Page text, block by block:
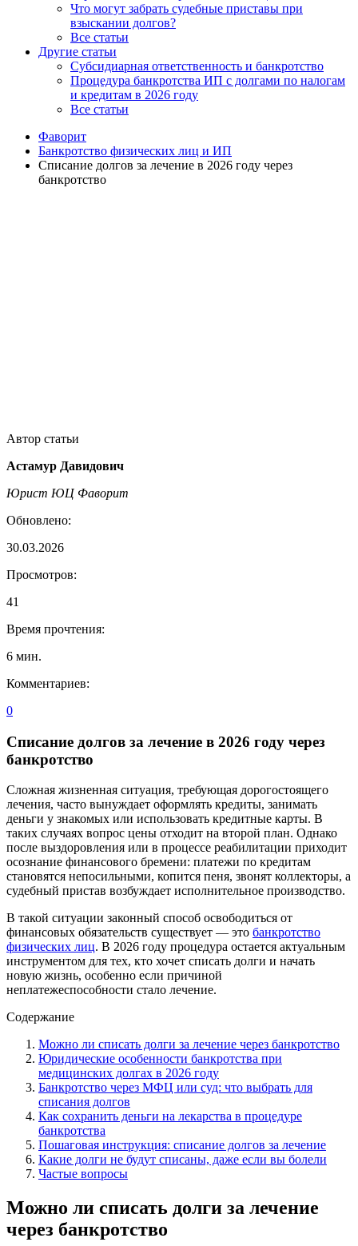
Что могут забрать судебные приставы при
взыскании долгов?
Все статьи
Другие статьи
Субсидиарная ответственность и банкротство
Процедура банкротства ИП с долгами по налогам
и кредитам в 2026 году
Все статьи
Фаворит
Банкротство физических лиц и ИП
Списание долгов за лечение в 2026 году через
банкротство
Автор статьи
Астамур Давидович
Юрист ЮЦ Фаворит
Обновлено:
30.03.2026
Просмотров:
41
Время прочтения:
6 мин.
Комментариев:
0
Списание долгов за лечение в 2026 году через
банкротство
Сложная жизненная ситуация, требующая дорогостоящего
лечения, часто вынуждает оформлять кредиты, занимать
деньги у знакомых или использовать кредитные карты. В
таких случаях вопрос цены отходит на второй план. Однако
после выздоровления или в процессе реабилитации приходит
осознание финансового бремени: платежи по кредитам
становятся непосильными, копится пеня, звонят коллекторы, а
судебный пристав возбуждает исполнительное производство.
В такой ситуации законный способ освободиться от
финансовых обязательств существует — это банкротство
физических лиц. В 2026 году процедура остается актуальным
инструментом для тех, кто хочет списать долги и начать
новую жизнь, особенно если причиной
неплатежеспособности стало лечение.
Содержание
Можно ли списать долги за лечение через банкротство
Юридические особенности банкротства при
медицинских долгах в 2026 году
Банкротство через МФЦ или суд: что выбрать для
списания долгов
Как сохранить деньги на лекарства в процедуре
банкротства
Пошаговая инструкция: списание долгов за лечение
Какие долги не будут списаны, даже если вы болели
Частые вопросы
Можно ли списать долги за лечение
через банкротство